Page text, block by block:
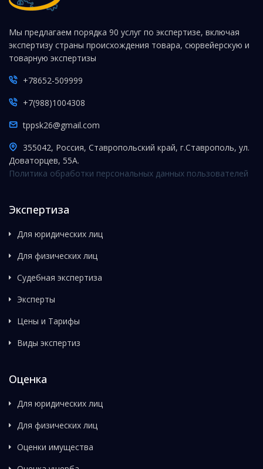
Мы предлагаем порядка 90 услуг по экспертизе, включая
экспертизу страны происхождения товара, сюрвейерскую и
товарную экспертизы
+78652-509999
+7(988)1004308
tppsk26@gmail.com
355042, Россия, Ставропольский край, г.Ставрополь, ул.
Доваторцев, 55А.
Политика обработки персональных данных пользователей
Экспертиза
Для юридических лиц
Для физических лиц
Судебная экспертиза
Эксперты
Цены и Тарифы
Виды экспертиз
Оценка
Для юридических лиц
Для физических лиц
Оценки имущества